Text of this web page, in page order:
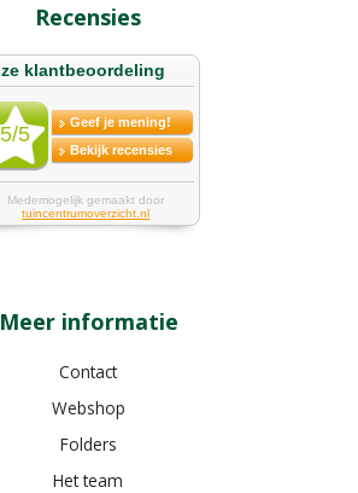
Recensies
Meer informatie
Contact
Webshop
Folders
Het team